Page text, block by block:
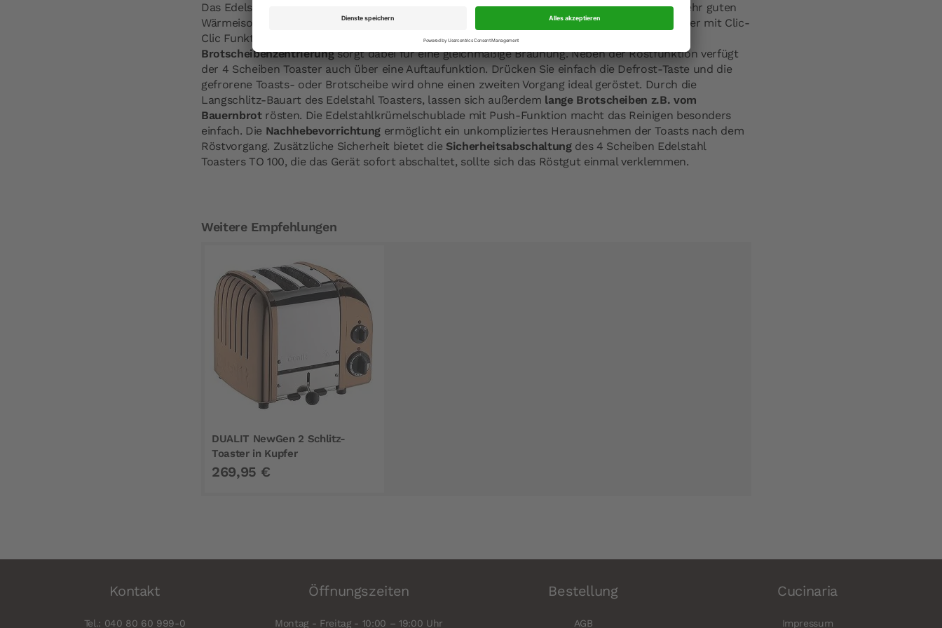
Das Edelstahlgehäuse in klarem Weiß ist nicht nur ein optisches Highlight, denn wegen der sehr guten
Wärmeisolierung kann es während des Röstvorgangs gefahrlos berührt werden. Der Drehregler mit Clic-
Clic Funktion in 6 Stufen ermöglicht einen Toast mit gewünschtem Bräunungsgrad. Die
Brotscheibenzentrierungsorgt dabei für eine gleichmäßige Bräunung. Neben der Röstfunktion verfügt
der 4 Scheiben Toaster auch über eine Auftaufunktion. Drücken Sie einfach die Defrost-Taste und die
gefrorene Toasts- oder Brotscheibe wird ohne einen zweiten Vorgang ideal geröstet. Durch die
Langschlitz-Bauart des Edelstahl Toasters, lassen sich außerdem lange Brotscheiben z.B. vom
Bauernbrot rösten. Die Edelstahlkrümelschublade mit Push-Funktion macht das Reinigen besonders
einfach. Die Nachhebevorrichtung ermöglicht ein unkompliziertes Herausnehmen der Toasts nach dem
Röstvorgang. Zusätzliche Sicherheit bietet die Sicherheitsabschaltungdes 4 Scheiben Edelstahl
Toasters TO 100, die das Gerät sofort abschaltet, sollte sich das Röstgut einmal verklemmen.
Weitere Empfehlungen
DUALIT NewGen 2 Schlitz-
Toaster in Kupfer
269,95 €
Kontakt
Tel.: 040 80 60 999-0
Öffnungszeiten
Montag - Freitag - 10:00 – 19:00 Uhr
Bestellung
AGB
Cucinaria
Impressum